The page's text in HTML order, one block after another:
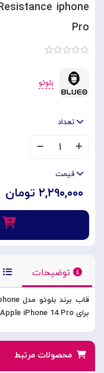
Pro
بلوئو
تعداد
۱
قیمت
۲,۲۹۰,۰۰۰ تومان
توضیحات
برای Apple iPhone 14 Pro
محصولات مرتبط